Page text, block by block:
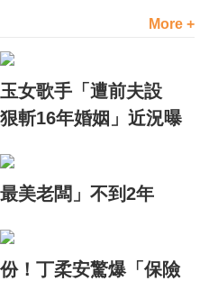
More +
女歌手「遭前夫設
斬16年婚姻」近況曝
美老闆」不到2年
！丁柔安驚爆「保險